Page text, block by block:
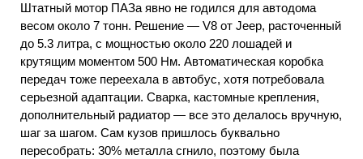
Штатный мотор ПАЗа явно не годился для автодома
весом около 7 тонн. Решение — V8 от Jeep, расточенный
до 5.3 литра, с мощностью около 220 лошадей и
крутящим моментом 500 Нм. Автоматическая коробка
передач тоже переехала в автобус, хотя потребовала
серьезной адаптации. Сварка, кастомные крепления,
дополнительный радиатор — все это делалось вручную,
шаг за шагом. Сам кузов пришлось буквально
пересобрать: 30% металла сгнило, поэтому была